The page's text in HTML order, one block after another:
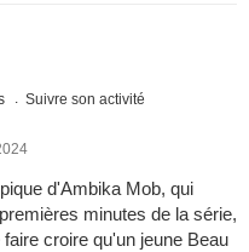
Suivre son activité
d'Ambika Mob, qui
minutes de la série,
croire qu'un jeune Beau